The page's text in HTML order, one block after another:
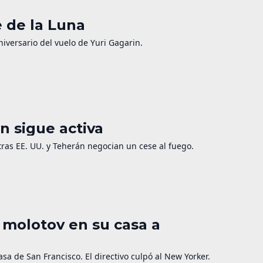
de la Luna
del vuelo de Yuri Gagarin.
sigue activa
EE. UU. y Teherán negocian un cese al fuego.
en su casa a
de San Francisco. El directivo culpó al New Yorker.